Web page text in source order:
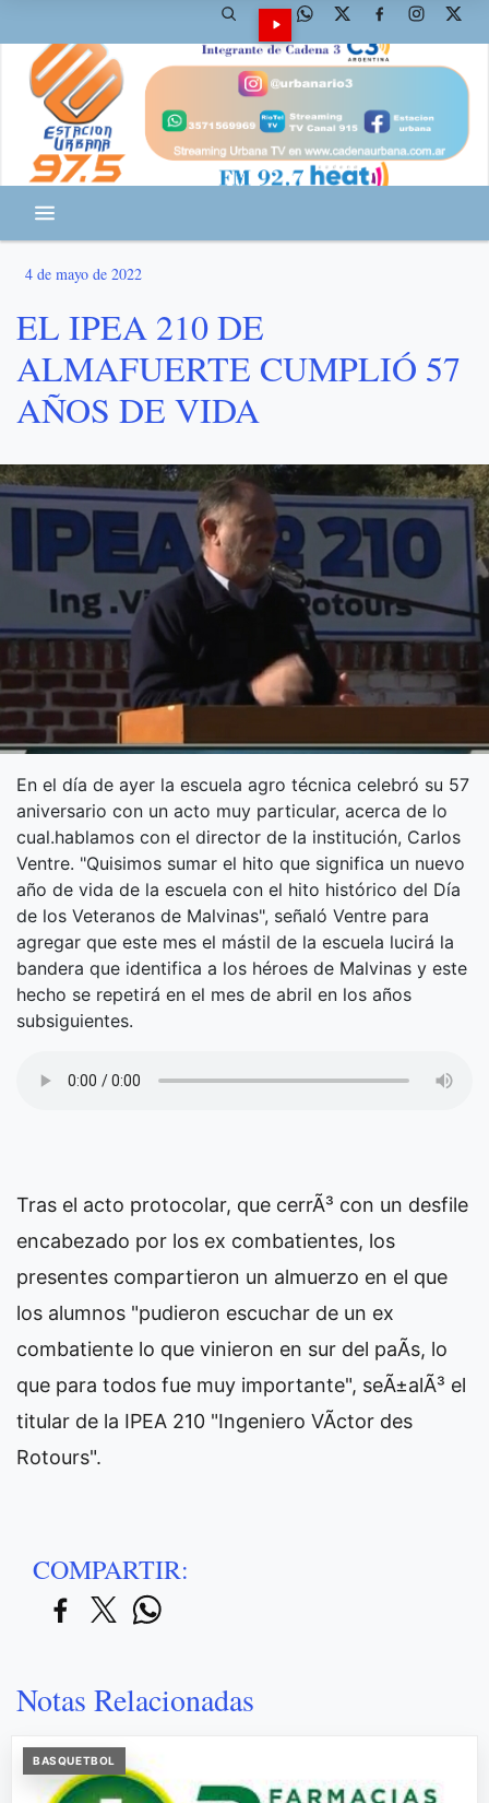
4 de mayo de 2022
EL IPEA 210 DE
ALMAFUERTE CUMPLIÓ 57
AÑOS DE VIDA
En el día de ayer la escuela agro técnica celebró su 57
aniversario con un acto muy particular, acerca de lo
cual.hablamos con el director de la institución, Carlos
Ventre. "Quisimos sumar el hito que significa un nuevo
año de vida de la escuela con el hito histórico del Día
de los Veteranos de Malvinas", señaló Ventre para
agregar que este mes el mástil de la escuela lucirá la
bandera que identifica a los héroes de Malvinas y este
hecho se repetirá en el mes de abril en los años
subsiguientes.
Tras el acto protocolar, que cerrÃ³ con un desfile
encabezado por los ex combatientes, los
presentes compartieron un almuerzo en el que
los alumnos "pudieron escuchar de un ex
combatiente lo que vinieron en sur del paÃ­s, lo
que para todos fue muy importante", seÃ±alÃ³ el
titular de la IPEA 210 "Ingeniero VÃ­ctor des
Rotours".
COMPARTIR:
Notas Relacionadas
BASQUETBOL